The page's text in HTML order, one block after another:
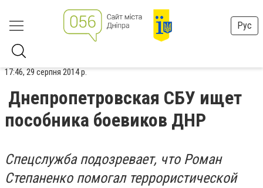
Рус
17:46, 29 серпня 2014 р.
Днепропетровская СБУ ищет
пособника боевиков ДНР
Спецслужба подозревает, что Роман
Степаненко помогал террористической